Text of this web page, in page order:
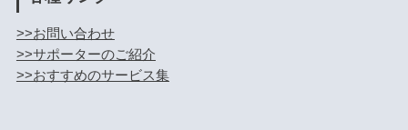
>>お問い合わせ
>>サポーターのご紹介
>>おすすめのサービス集